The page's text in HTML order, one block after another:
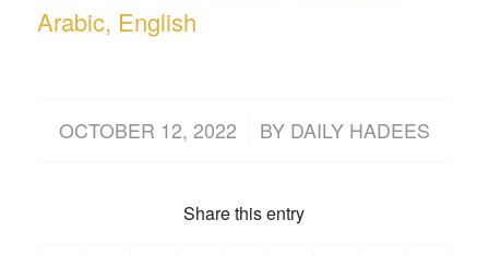
Arabic, English
OCTOBER 12, 2022
/ BY DAILY HADEES
Share this entry